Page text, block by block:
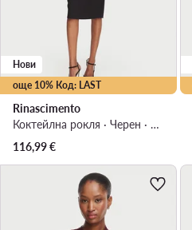
още 10% Код: LAST
Нови
Rinascimento
Коктейлна рокля · Черен · Миди
116,99€